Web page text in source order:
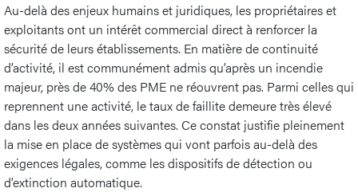
Au-delà des enjeux humains et juridiques, les propriétaires et
exploitants ont un intérêt commercial direct à renforcer la
sécurité de leurs établissements. En matière de continuité
d’activité, il est communément admis qu’après un incendie
majeur, près de 40% des PME ne réouvrent pas. Parmi celles qui
reprennent une activité, le taux de faillite demeure très élevé
dans les deux années suivantes. Ce constat justifie pleinement
la mise en place de systèmes qui vont parfois au-delà des
exigences légales, comme les dispositifs de détection ou
d’extinction automatique.